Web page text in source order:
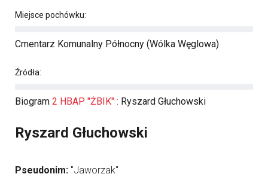
Miejsce pochówku:
Cmentarz Komunalny Północny (Wólka Węglowa)
Źródła:
Biogram 2 HBAP "ŻBIK" : Ryszard Głuchowski
Ryszard Głuchowski
Pseudonim: "Jaworzak"